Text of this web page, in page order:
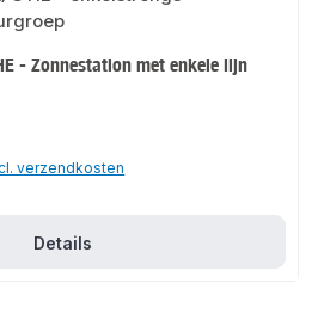
- Zonnestation met enkele lijn
verzendkosten
Details